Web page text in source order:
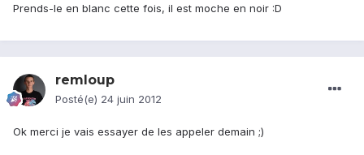
Prends-le en blanc cette fois, il est moche en noir :D
remloup
Posté(e) 24 juin 2012
Ok merci je vais essayer de les appeler demain ;)